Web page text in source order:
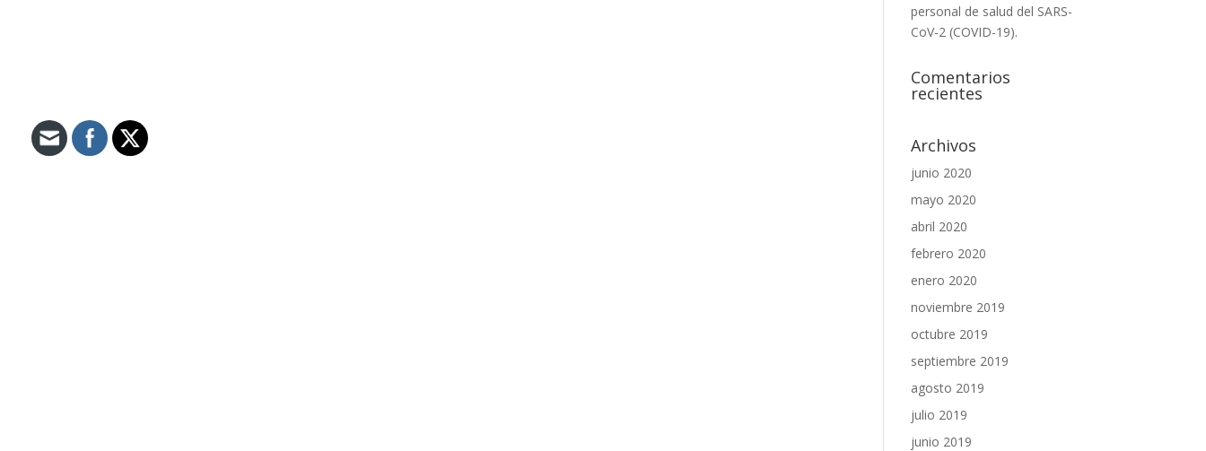
personal de salud del SARS-
CoV-2 (COVID-19).
Comentarios
recientes
Archivos
junio 2020
mayo 2020
abril 2020
febrero 2020
enero 2020
noviembre 2019
octubre 2019
septiembre 2019
agosto 2019
julio 2019
junio 2019